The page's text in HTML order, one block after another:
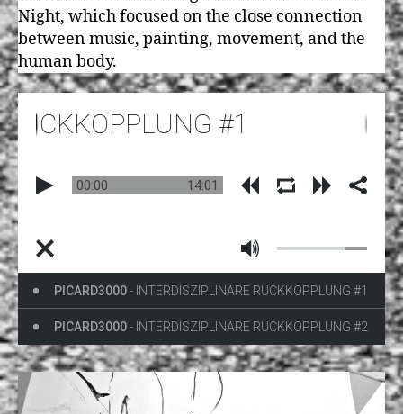
Night, which focused on the close connection
between music, painting, movement, and the
human body.
#1
00:00 14:01
PICARD3000- INTERDISZIPLINÄRE RÜCKKOPPLUNG #1
PICARD3000- INTERDISZIPLINÄRE RÜCKKOPPLUNG #2